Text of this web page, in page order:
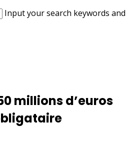
Input your search keywords and
millions d’euros